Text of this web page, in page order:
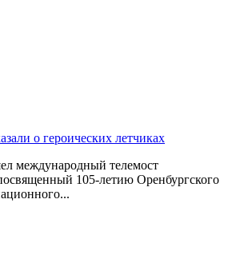
о героических летчиках
международный телемост
105-летию Оренбургского